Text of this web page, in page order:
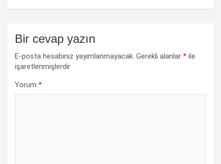
Bir cevap yazın
E-posta hesabınız yayımlanmayacak. Gerekli alanlar * ile
işaretlenmişlerdir
Yorum *